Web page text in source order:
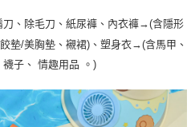
刀、除毛刀、紙尿褲、內衣褲→(含隱形
墊/美胸墊、襯裙)、塑身衣→(含馬甲、
襪子、 情趣用品 。)